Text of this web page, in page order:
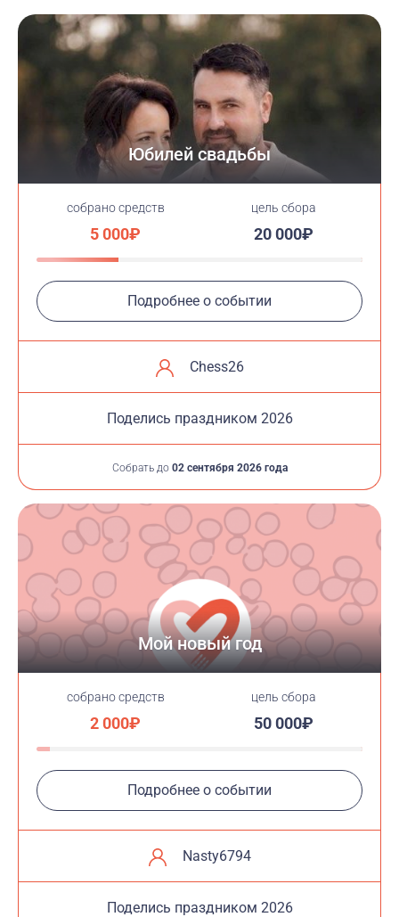
Юбилей свадьбы
cобрано средств
5 000₽
цель сбора
20 000₽
Подробнее о событии
Chess26
Поделись праздником 2026
Собрать до 02 сентября 2026 года
Мой новый год
cобрано средств
2 000₽
цель сбора
50 000₽
Подробнее о событии
Nasty6794
Поделись праздником 2026